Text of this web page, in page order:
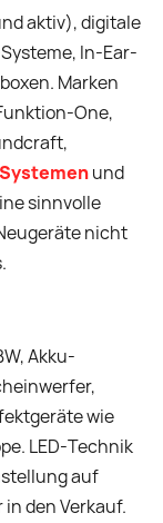
aktiv), digitale
In-Ear-
Marken
One,
und
sinnvolle
nicht
Akku-
wie
LED-Technik
auf
den Verkauf.